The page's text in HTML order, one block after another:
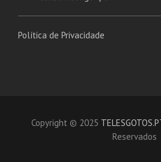
Política de Privacidade
Copyright © 2025
Reservados